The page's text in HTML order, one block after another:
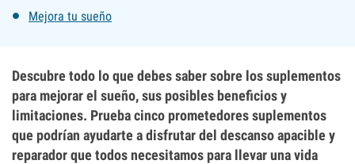
Mejora tu sueño
Descubre todo lo que debes saber sobre los suplementos
para mejorar el sueño, sus posibles beneficios y
limitaciones. Prueba cinco prometedores suplementos
que podrían ayudarte a disfrutar del descanso apacible y
reparador que todos necesitamos para llevar una vida